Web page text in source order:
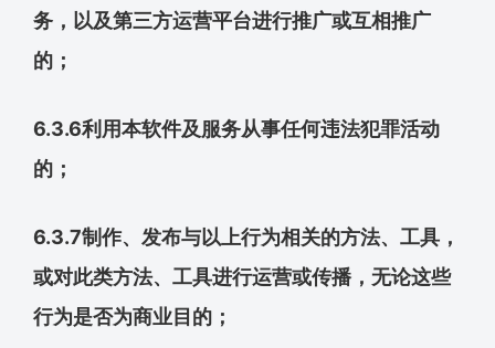
务，以及第三方运营平台进行推广或互相推广
的；
6.3.6利用本软件及服务从事任何违法犯罪活动
的；
6.3.7制作、发布与以上行为相关的方法、工具，
或对此类方法、工具进行运营或传播，无论这些
行为是否为商业目的；